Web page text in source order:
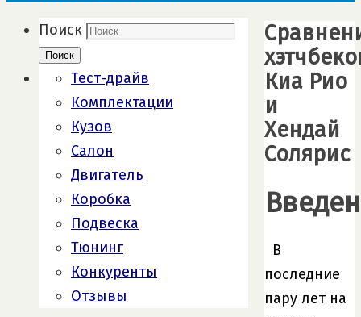
Киа Рио
и
Хендай
Солярис
В
последние
пару лет на
Поиск
Поиск
Тест-драйв
Комплектации
Кузов
Салон
Двигатель
Коробка
Подвеска
Тюнинг
Конкуренты
Отзывы